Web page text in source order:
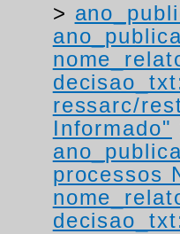
>
ressarc/
Informado"
processos